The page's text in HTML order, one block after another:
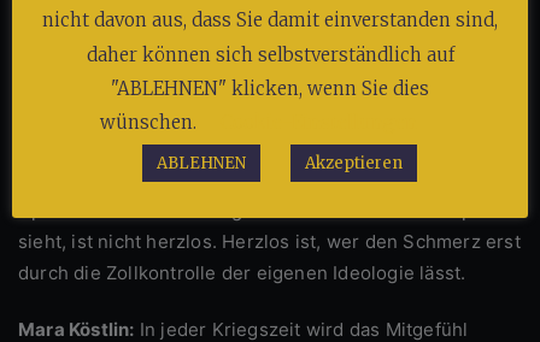
Buchhaltung des Krieges. Ein Toter ist nicht gleich ein
Toter. Ein zerstörtes Haus ist nicht gleich ein zerstörtes
Haus. Ein weinendes Kind ist nicht gleich ein weinendes
Kind. Die Propaganda sortiert die Tränen nach
politischer Verwendbarkeit. Und wer diese Sortierung
kritisiert, gilt sofort als herzlos gegenüber den richtigen
sieht, ist nicht herzlos. Herzlos ist, wer den Schmerz erst
durch die Zollkontrolle der eigenen Ideologie lässt.
Mara Köstlin: In jeder Kriegszeit wird das Mitgefühl
nicht davon aus, dass Sie damit einverstanden sind,
daher können sich selbstverständlich auf
"ABLEHNEN" klicken, wenn Sie dies
wünschen.
ABLEHNEN Akzeptieren